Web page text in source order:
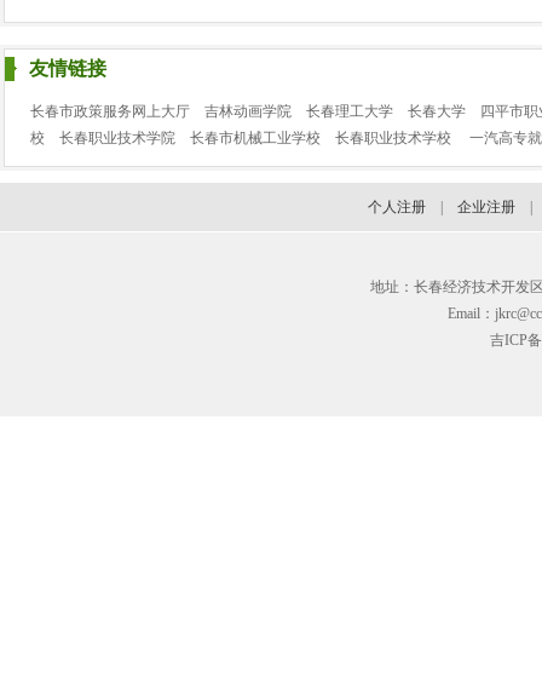
友情链接
长春市政策服务网上大厅 吉林动画学院 长春理工大学 长春大学
四平市
校
长春职业技术学院 长春市机械工业学校 长春职业技术学校 一汽高专
个人注册 企业注册
地址：长春经济技术开发
Email：
吉ICP